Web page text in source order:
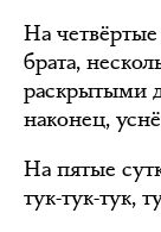
На
брата,
раскрытыми
наконец,
На пятые
тук-тук-тук,